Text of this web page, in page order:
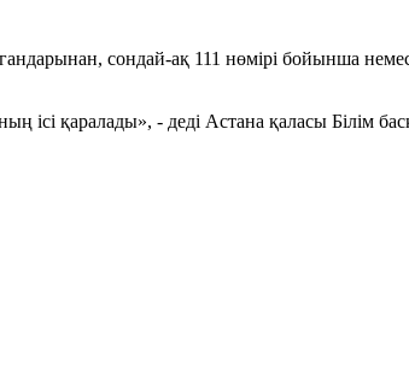
сондай-ақ 111 нөмірі бойынша
ісі қаралады», - деді Астана қаласы Білім